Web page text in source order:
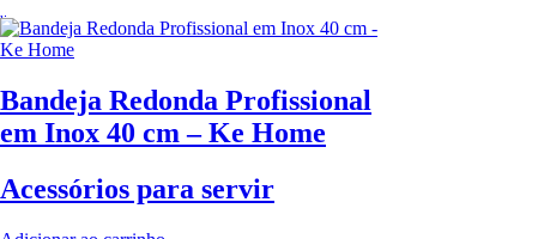
Bandeja Redonda Profissional
em Inox 40 cm – Ke Home
Acessórios para servir